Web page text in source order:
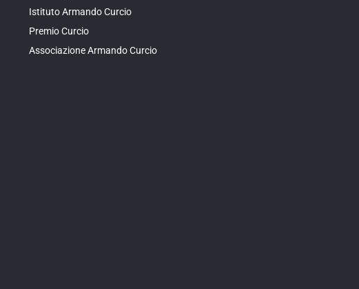
Istituto Armando Curcio
Premio Curcio
Associazione Armando Curcio